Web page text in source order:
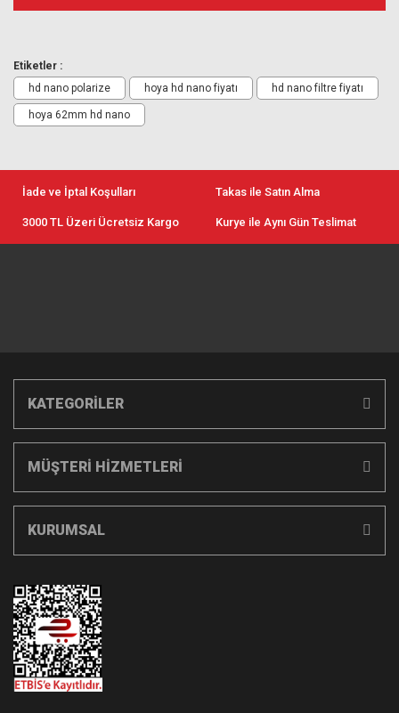
Etiketler :
hd nano polarize
hoya hd nano fiyatı hd nano filtre fiyatı
hoya 62mm hd nano
İade ve İptal Koşulları Takas ile Satın Alma
3000 TL Üzeri Ücretsiz Kargo Kurye ile Aynı Gün Teslimat
KATEGORİLER
MÜŞTERİ HİZMETLERİ
KURUMSAL